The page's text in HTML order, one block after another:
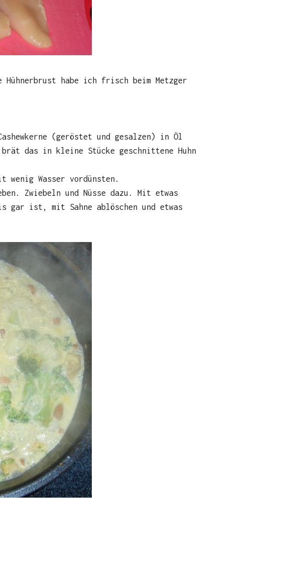
habe ich frisch beim Metzger
(geröstet und gesalzen) in Öl
das in kleine Stücke geschnittene Huhn
Wasser vordünsten.
Zwiebeln und Nüsse dazu. Mit etwas
gar ist, mit Sahne ablöschen und etwas